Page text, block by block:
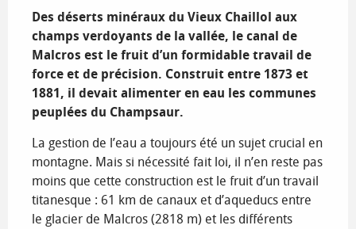
Des déserts minéraux du Vieux Chaillol aux
champs verdoyants de la vallée, le canal de
Malcros est le fruit d’un formidable travail de
force et de précision. Construit entre 1873 et
1881, il devait alimenter en eau les communes
peuplées du Champsaur.
La gestion de l’eau a toujours été un sujet crucial en
montagne. Mais si nécessité fait loi, il n’en reste pas
moins que cette construction est le fruit d’un travail
titanesque : 61 km de canaux et d’aqueducs entre
le glacier de Malcros (2818 m) et les différents